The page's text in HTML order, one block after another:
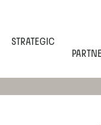
STRATEGIC